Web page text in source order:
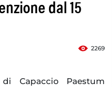
dal 15
2269
di Capaccio Paestum